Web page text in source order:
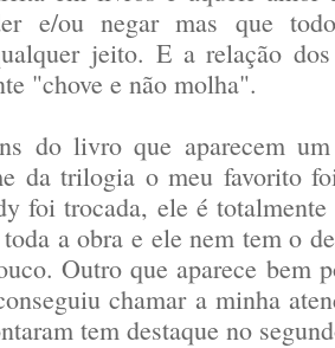
e/ou negar mas que
jeito. E a relação
"chove e não molha".
do livro que aparecem
da trilogia o meu favorito
foi trocada, ele é totalmente
a obra e ele nem tem o
Outro que aparece bem
chamar a minha
tem destaque no